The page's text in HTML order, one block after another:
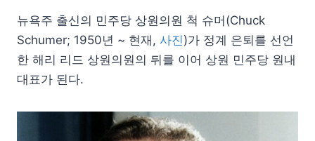
뉴욕주 출신의 민주당 상원의원 척 슈머(Chuck
Schumer; 1950년 ~ 현재, 사진)가 정계 은퇴를 선언
한 해리 리드 상원의원의 뒤를 이어 상원 민주당 원내
대표가 된다.